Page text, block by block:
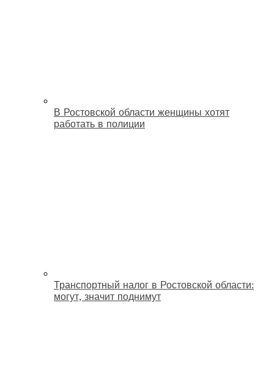
В Ростовской области женщины хотят
работать в полиции
Транспортный налог в Ростовской области:
могут, значит поднимут